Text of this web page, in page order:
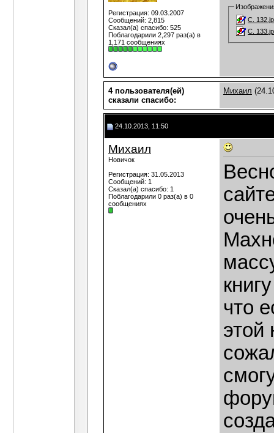
Регистрация: 09.03.2007
Сообщений: 2,815
Сказал(а) спасибо: 525
Поблагодарили 2,297 раз(а) в
1,171 сообщениях
С.
С.
4 пользователя(ей)
сказали cпасибо:
Михаил
24.10.2013, 11:50
Михаил
Новичок
Регистрация: 31.05.2013
Сообщений: 1
Сказал(а) спасибо: 1
Поблагодарили 0 раз(а) в 0
сообщениях
что
этой